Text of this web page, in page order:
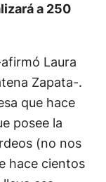
a 250
Laura
Zapata-.
que hace
posee la
(no nos
hace cientos